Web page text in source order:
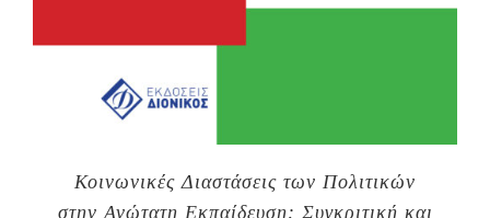
Κοινωνικές Διαστάσεις των Πολιτικών
στην Ανώτατη Εκπαίδευση: Συγκριτική και